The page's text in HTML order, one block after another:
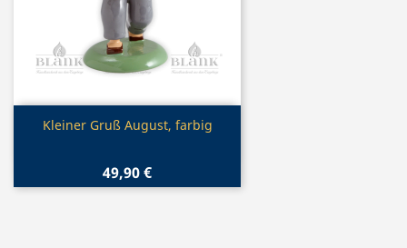
Vorschau
Kleiner Gruß August, farbig
49,90 €